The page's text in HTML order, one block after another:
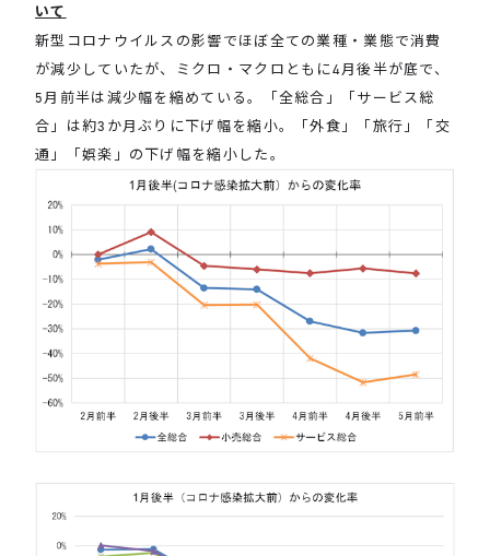
いて
新型コロナウイルスの影響でほぼ全ての業種・業態で消費
が減少していたが、ミクロ・マクロともに4月後半が底で、
5月前半は減少幅を縮めている。「全総合」「サービス総
合」は約3か月ぶりに下げ幅を縮小。「外食」「旅行」「交
通」「娯楽」の下げ幅を縮小した。